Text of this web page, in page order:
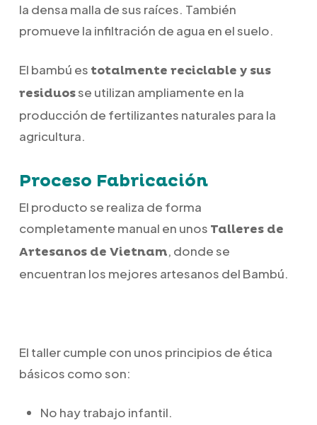
la densa malla de sus raíces. También
promueve la infiltración de agua en el suelo.
El bambú es totalmente reciclable y sus
residuosse utilizan ampliamente en la
producción de fertilizantes naturales para la
agricultura.
Proceso Fabricación
El producto se realiza de forma
completamente manual en unos Talleres de
Artesanos de Vietnam, donde se
encuentran los mejores artesanos del Bambú.
El taller cumple con unos principios de ética
básicos como son:
No hay trabajo infantil.